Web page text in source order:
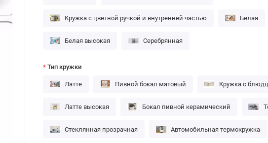
Кружка с цветной ручкой и внутренней частью Белая
Белая высокая Серебрянная
Тип кружки
Латте Пивной бокал матовый Кружка с
Латте высокая Бокал пивной керамический
Стеклянная прозрачная Автомобильная термокружка